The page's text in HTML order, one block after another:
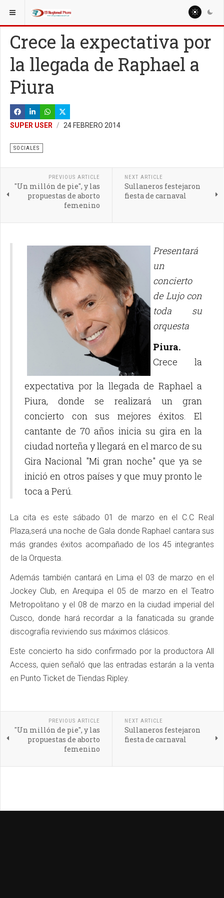
ESTÁ AQUÍ: MISCELANEAS
Crece la expectativa por
la llegada de Raphael a
Piura
SUPER USER 24 FEBRERO 2014
SOCIALES
PREVIOUS ARTICLE
"Un millón de pie", y las
propuestas de aborto
femenino
NEXT ARTICLE
Sullaneros festejaron
fiesta de carnaval
Presentará
un
concierto
de Lujo con
toda su
orquesta
Piura.
Crece la
expectativa por la llegada de Raphael a
Piura, donde se realizará un gran
concierto con sus mejores éxitos. El
cantante de 70 años inicia su gira en la
ciudad norteña y llegará en el marco de su
Gira Nacional "Mi gran noche" que ya se
inició en otros países y que muy pronto le
toca a Perú.
La cita es este sábado 01 de marzo en el C.C Real
Plaza,será una noche de Gala donde Raphael cantara sus
más grandes éxitos acompañado de los 45 integrantes
de la Orquesta.
Además también cantará en Lima el 03 de marzo en el
Jockey Club, en Arequipa el 05 de marzo en el Teatro
Metropolitano y el 08 de marzo en la ciudad imperial del
Cusco, donde hará recordar a la fanaticada su grande
discografía reviviendo sus máximos clásicos.
Este concierto ha sido confirmado por la productora All
Access, quien señaló que las entradas estarán a la venta
en Punto Ticket de Tiendas Ripley.
PREVIOUS ARTICLE
"Un millón de pie", y las
propuestas de aborto
femenino
NEXT ARTICLE
Sullaneros festejaron
fiesta de carnaval